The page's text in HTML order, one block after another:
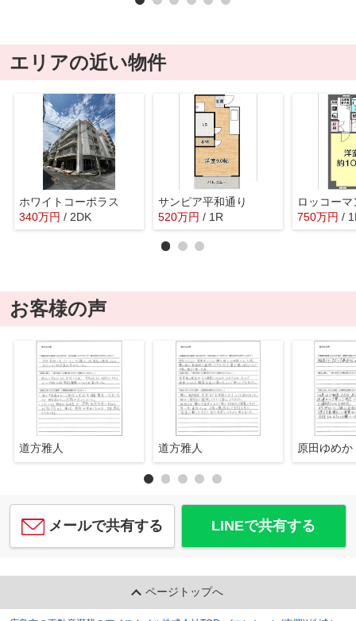
エリアの近い物件
ホワイトコーポラス
340万円 / 2DK
サンピア平和通り
520万円 / 1R 750万円 /
お客様の声
道方雅人 道方雅人 原田ゆめか
メールで共有する LINEで共有する
ページトップへ